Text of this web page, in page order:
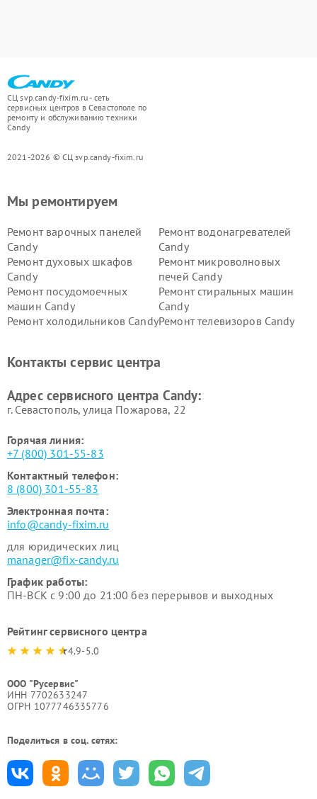
СЦ svp.candy-fixim.ru - сеть
сервисных центров в Севастополе по
ремонту и обслуживанию техники
Candy
2021-2026 © СЦ svp.candy-fixim.ru
Мы ремонтируем
Ремонт варочных панелей
Candy
Ремонт водонагревателей
Candy
Ремонт духовых шкафов
Candy
Ремонт микроволновых
печей Candy
Ремонт посудомоечных
машин Candy
Ремонт стиральных машин
Candy
Ремонт холодильников CandyРемонт телевизоров Candy
Контакты сервис центра
Адрес сервисного центра Candy:
г. Севастополь, улица Пожарова, 22
Горячая линия:
+7 (800) 301-55-83
Контактный телефон:
8 (800) 301-55-83
Электронная почта:
info@candy-fixim.ru
для юридических лиц
manager@fix-candy.ru
График работы:
ПН-ВСК с 9:00 до 21:00 без перерывов и выходных
Рейтинг сервисного центра
4.9-5.0
ООО "Русервис"
ИНН 7702633247
ОГРН 1077746335776
Поделиться в соц. сетях: